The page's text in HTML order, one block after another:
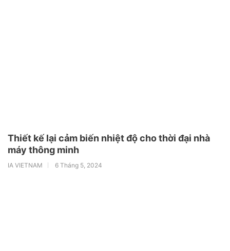
Thiết kế lại cảm biến nhiệt độ cho thời đại nhà
máy thông minh
IA VIETNAM 6 Tháng 5, 2024